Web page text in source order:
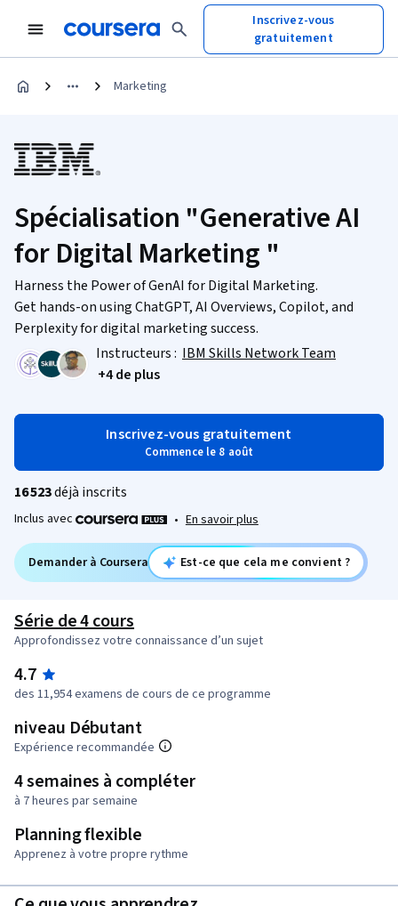
Inscrivez-vous
gratuitement
Marketing
Spécialisation "Generative AI
for Digital Marketing "
Harness the Power of GenAI for Digital Marketing.
Get hands-on using ChatGPT, AI Overviews, Copilot, and
Perplexity for digital marketing success.
Instructeurs : IBM Skills Network Team
+4 de plus
Inscrivez-vous gratuitement
Commence le 8 août
16 523déjà inscrits
Inclus avec • En savoir plus
Demander à Coursera Est-ce que cela me convient ?
Série de 4 cours
Approfondissez votre connaissance d’un sujet
4.7
des 11,954 examens de cours de ce programme
niveau Débutant
Expérience recommandée
4 semaines à compléter
à 7 heures par semaine
Planning flexible
Apprenez à votre propre rythme